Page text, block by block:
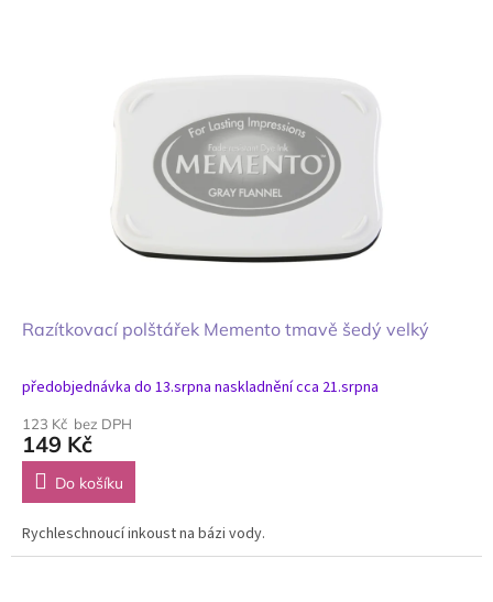
Razítkovací polštářek Memento tmavě šedý velký
předobjednávka do 13.srpna naskladnění cca 21.srpna
123 Kč bez DPH
149 Kč
Do košíku
Rychleschnoucí inkoust na bázi vody.